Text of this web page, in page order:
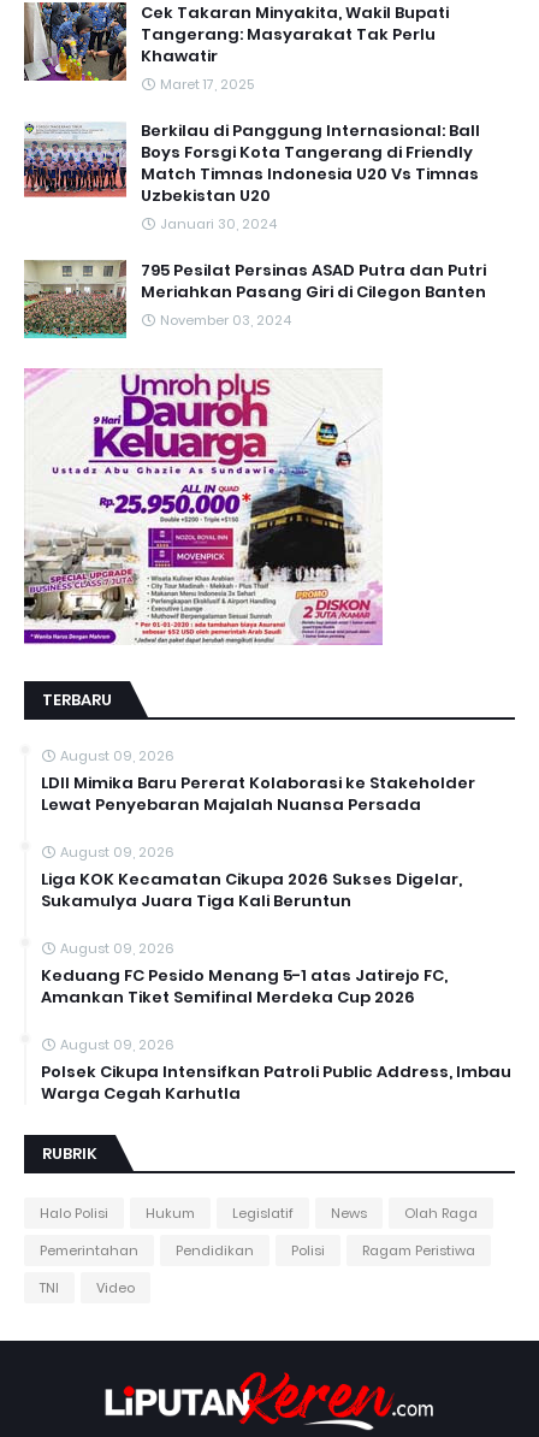
Cek Takaran Minyakita, Wakil Bupati
Tangerang: Masyarakat Tak Perlu
Khawatir
Maret 17, 2025
Berkilau di Panggung Internasional: Ball
Boys Forsgi Kota Tangerang di Friendly
Match Timnas Indonesia U20 Vs Timnas
Uzbekistan U20
Januari 30, 2024
795 Pesilat Persinas ASAD Putra dan Putri
Meriahkan Pasang Giri di Cilegon Banten
November 03, 2024
TERBARU
August 09, 2026
LDII Mimika Baru Pererat Kolaborasi ke Stakeholder
Lewat Penyebaran Majalah Nuansa Persada
August 09, 2026
Liga KOK Kecamatan Cikupa 2026 Sukses Digelar,
Sukamulya Juara Tiga Kali Beruntun
August 09, 2026
Keduang FC Pesido Menang 5-1 atas Jatirejo FC,
Amankan Tiket Semifinal Merdeka Cup 2026
August 09, 2026
Polsek Cikupa Intensifkan Patroli Public Address, Imbau
Warga Cegah Karhutla
RUBRIK
Halo Polisi Hukum Legislatif News
Olah Raga
Pemerintahan
Pendidikan Polisi
Ragam Peristiwa
TNI
Video